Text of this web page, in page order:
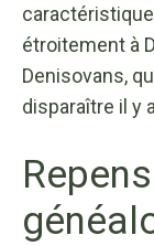
étroitement à
Denisovans,
disparaître il y